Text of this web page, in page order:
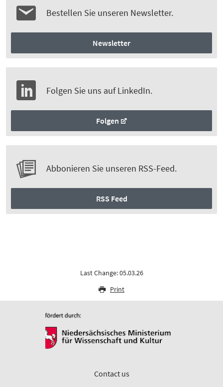
Bestellen Sie unseren Newsletter.
Newsletter
Folgen Sie uns auf LinkedIn.
Folgen
Abbonieren Sie unseren RSS-Feed.
RSS Feed
Last Change: 05.03.26
Print
Contact us